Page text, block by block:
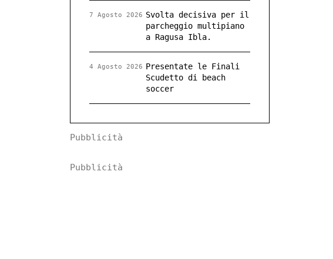
Svolta decisiva per il
parcheggio multipiano
a Ragusa Ibla.
7 Agosto 2026
Presentate le Finali
Scudetto di beach
soccer
4 Agosto 2026
Pubblicità
Pubblicità